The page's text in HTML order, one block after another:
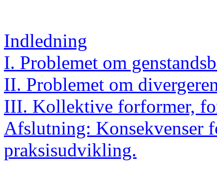
Indledning
I. Problemet om
II. Problemet om
III. Kollektive forformer,
Afslutning: Konsekvenser
praksisudvikling.